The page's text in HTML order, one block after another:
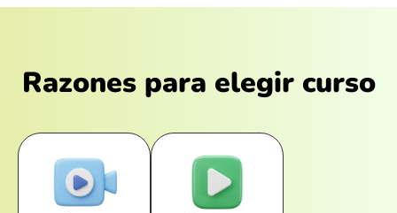
Razones para elegir curso